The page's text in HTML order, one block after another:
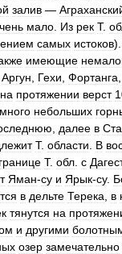
залив —
мало Из рек Т.
самых истоков).
имеющие
Аргун Гехи Фортанга
на протяжении верст
много небольших
далее в
Т. области В
границе Т. обл с
Яман-су и Ярык-су.
в дельте Терека в
тянутся на
и другими
озер замечательно